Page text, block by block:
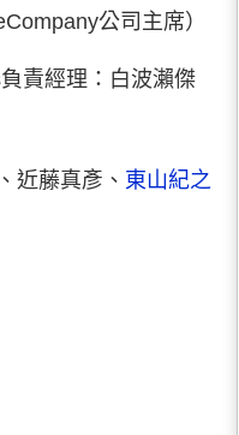
公司主席）
責經理：白波瀨傑
近藤真彥、 東山紀之